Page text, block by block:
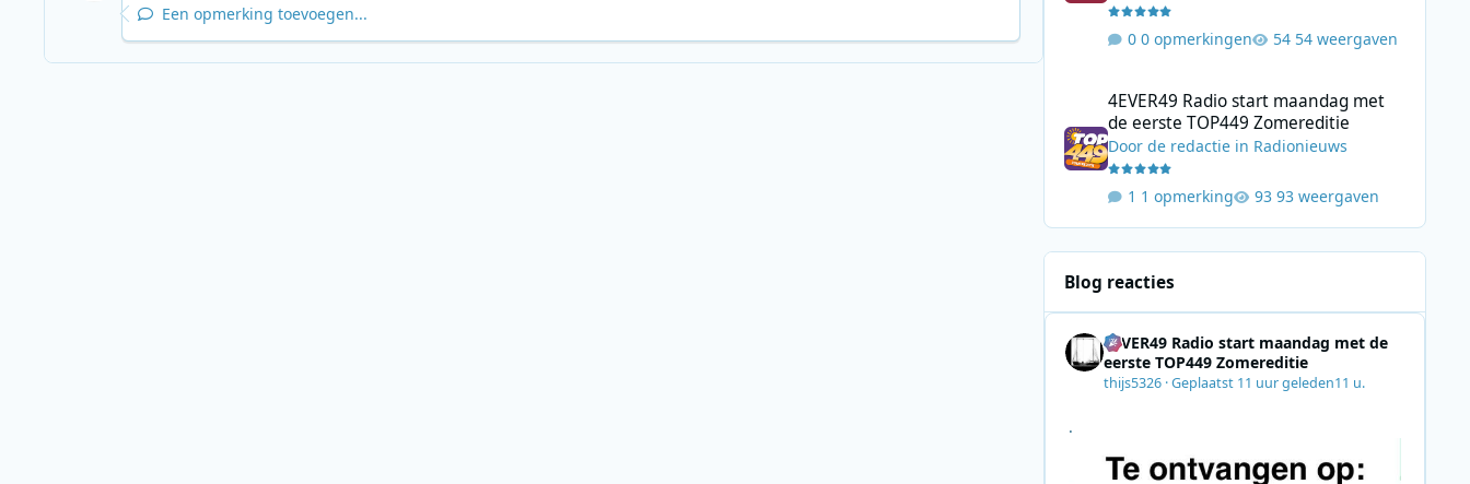
Een opmerking toevoegen...
0 opmerkingen 54 weergaven
4EVER49 Radio start maandag met
de eerste TOP449 Zomereditie
Door de redactiein Radionieuws
1 opmerking 93 weergaven
Blog reacties
4EVER49 Radio start maandag met de
eerste TOP449 Zomereditie
thijs5326·Geplaatst 11 uur geleden11 u.
.